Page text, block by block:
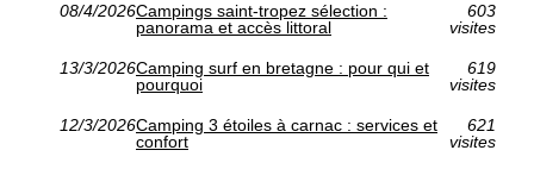
08/4/2026Campings saint-tropez sélection :
panorama et accès littoral
603
visites
13/3/2026Camping surf en bretagne : pour qui et
pourquoi
619
visites
12/3/2026Camping 3 étoiles à carnac : services et
confort
621
visites